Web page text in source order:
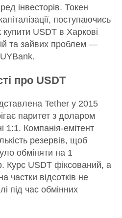
інвесторів. Токен
поступаючись
USDT в Харкові
та зайвих проблем —
про USDT
Tether у 2015
паритет з доларом
1:1. Компанія-емітент
резервів, щоб
обміняти на 1
Курс USDT фіксований, а
частки відсотків не
під час обмінних